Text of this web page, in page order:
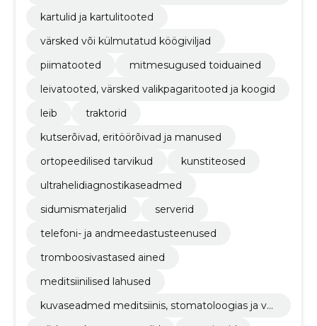
kartulid ja kartulitooted
värsked või külmutatud köögiviljad
piimatooted
mitmesugused toiduained
leivatooted, värsked valikpagaritooted ja koogid
leib
traktorid
kutserõivad, eritöörõivad ja manused
ortopeedilised tarvikud
kunstiteosed
ultrahelidiagnostikaseadmed
sidumismaterjalid
serverid
telefoni- ja andmeedastusteenused
tromboosivastased ained
meditsiinilised lahused
kuvaseadmed meditsiinis, stomatoloogias ja ve